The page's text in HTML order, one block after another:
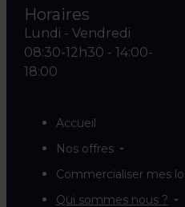
Horaires
Lundi - Vendredi
08:30-12h30 - 14:00-
18:00
Accueil
Nos offres
Commercialiser mes
Qui sommes nous ?